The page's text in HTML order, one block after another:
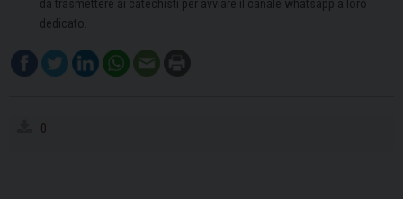
da trasmettere ai catechisti per avviare il canale whatsapp a loro
dedicato.
0